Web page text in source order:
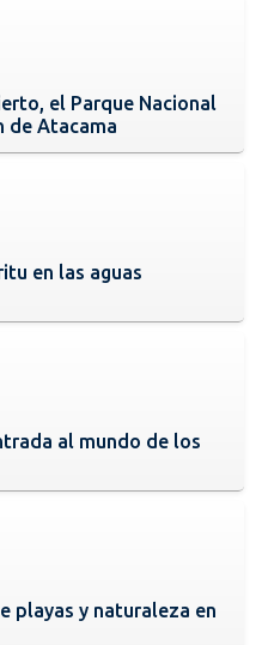
el Parque Nacional
de Atacama
en las aguas
al mundo de los
playas y naturaleza en